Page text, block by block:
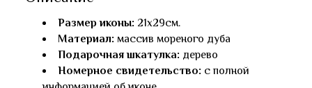
Размер иконы: 21х29см.
Материал: массив мореного дуба
Подарочная шкатулка: дерево
Номерное свидетельство: с полной